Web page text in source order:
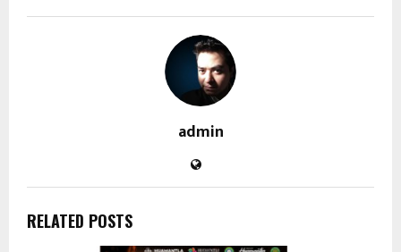
admin
RELATED POSTS